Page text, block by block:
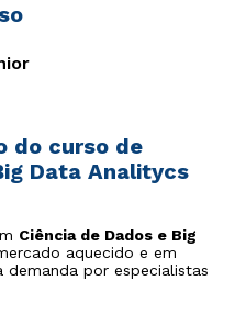
do curso de
Data Analitycs
Ciência de Dados e Big
aquecido e em
por especialistas